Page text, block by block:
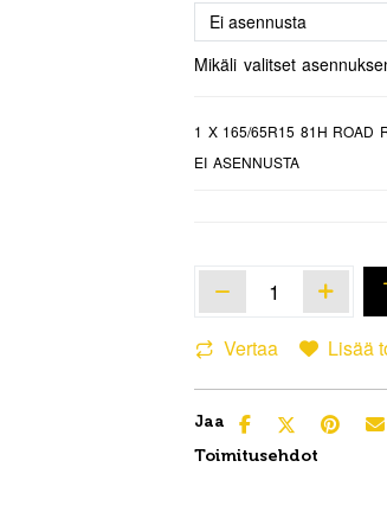
Mikäli valitset
1 X 165/65R15 81H ROAD
EI ASENNUSTA
Vertaa Lisää
Jaa
Toimitusehdot